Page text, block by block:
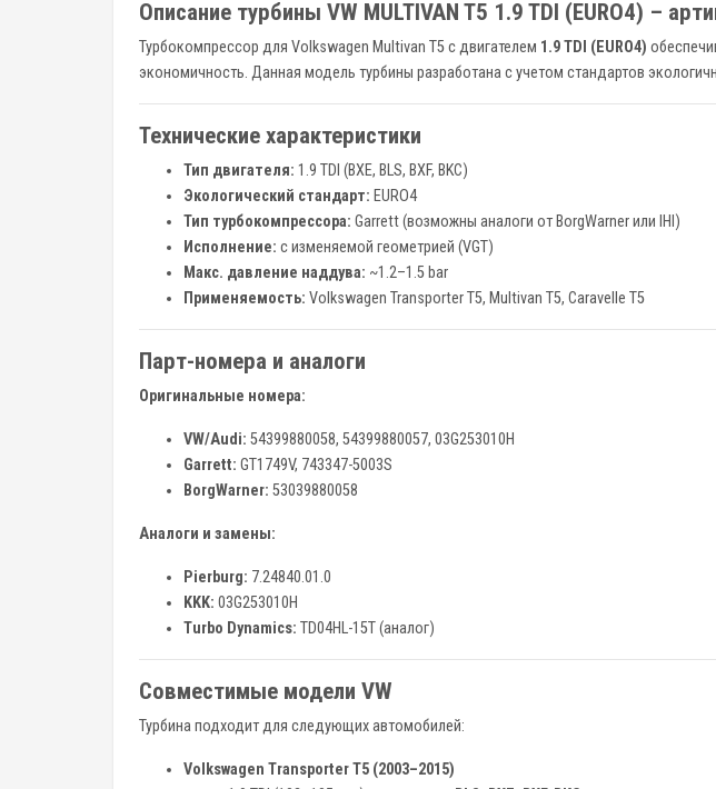
Описание турбины VW MULTIVAN T5 1.9 TDI (EURO4) –
Турбокомпрессор для Volkswagen Multivan T5 с двигателем 1.9 TDI (EURO4)
экономичность. Данная модель турбины разработана с учетом стандартов
Технические характеристики
Тип двигателя: 1.9 TDI (BXE, BLS, BXF, BKC)
Экологический стандарт: EURO4
Тип турбокомпрессора: Garrett (возможны аналоги от BorgWarner или IHI)
Исполнение: с изменяемой геометрией (VGT)
Макс. давление наддува: ~1.2–1.5 bar
Применяемость: Volkswagen Transporter T5, Multivan T5, Caravelle T5
Парт-номера и аналоги
Оригинальные номера:
VW/Audi: 54399880058, 54399880057, 03G253010H
Garrett: GT1749V, 743347-5003S
BorgWarner: 53039880058
Аналоги и замены:
Pierburg: 7.24840.01.0
KKK: 03G253010H
Turbo Dynamics: TD04HL-15T (аналог)
Совместимые модели VW
Турбина подходит для следующих автомобилей:
Volkswagen Transporter T5 (2003–2015)